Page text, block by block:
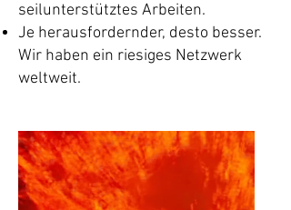
seilunterstütztes Arbeiten.
Je herausfordernder, desto besser.
Wir haben ein riesiges Netzwerk
weltweit.